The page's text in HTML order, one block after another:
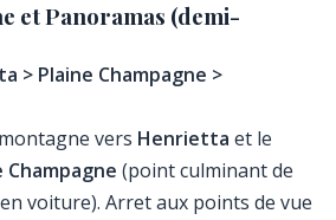
et Panoramas (demi-
> Plaine Champagne >
vers Henrietta et le
Champagne (point culminant de
voiture). Arret aux points de vue